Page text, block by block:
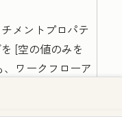
メントプロパテ
[空の値のみを
、ワークフローア
ータを上書きす
場合、そのワー